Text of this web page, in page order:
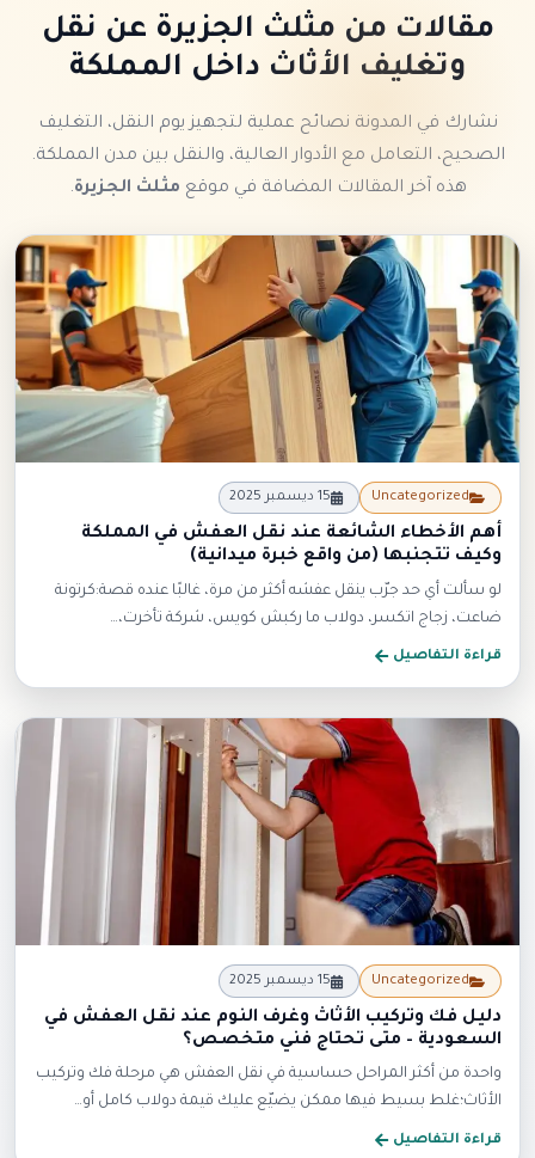
مقالات من مثلث الجزيرة عن نقل
وتغليف الأثاث داخل المملكة
نشارك في المدونة نصائح عملية لتجهيز يوم النقل، التغليف
الصحيح، التعامل مع الأدوار العالية، والنقل بين مدن المملكة.
هذه آخر المقالات المضافة في موقع مثلث الجزيرة.
Uncategorized
15 ديسمبر 2025
أهم الأخطاء الشائعة عند نقل العفش في المملكة
وكيف تتجنبها (من واقع خبرة ميدانية)
لو سألت أي حد جرّب ينقل عفشه أكثر من مرة، غالبًا عنده قصة:كرتونة
ضاعت، زجاج اتكسر، دولاب ما ركبش كويس، شركة تأخرت،…
قراءة التفاصيل
جديد
Uncategorized
15 ديسمبر 2025
دليل فك وتركيب الأثاث وغرف النوم عند نقل العفش في
السعودية – متى تحتاج فني متخصص؟
واحدة من أكثر المراحل حساسية في نقل العفش هي مرحلة فك وتركيب
الأثاث؛غلط بسيط فيها ممكن يضيّع عليك قيمة دولاب كامل أو…
قراءة التفاصيل